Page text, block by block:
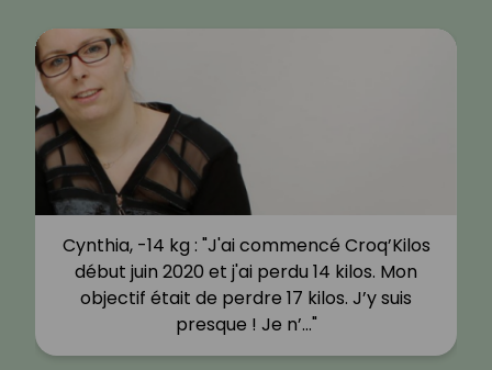
Cynthia, -14 kg : "J'ai commencé Croq’Kilos
début juin 2020 et j'ai perdu 14 kilos. Mon
objectif était de perdre 17 kilos. J’y suis
presque ! Je n’…"